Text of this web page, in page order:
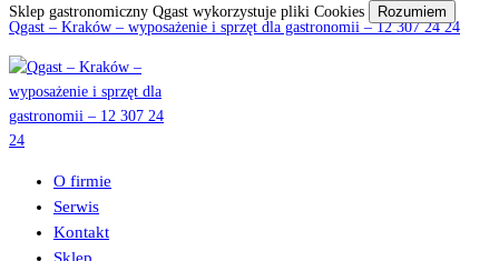
Qgast – Kraków – wyposażenie i sprzęt dla gastronomii – 12 307 24 24
O firmie
Serwis
Kontakt
Sklep gastronomiczny Qgast wykorzystuje pliki Cookies Rozumiem